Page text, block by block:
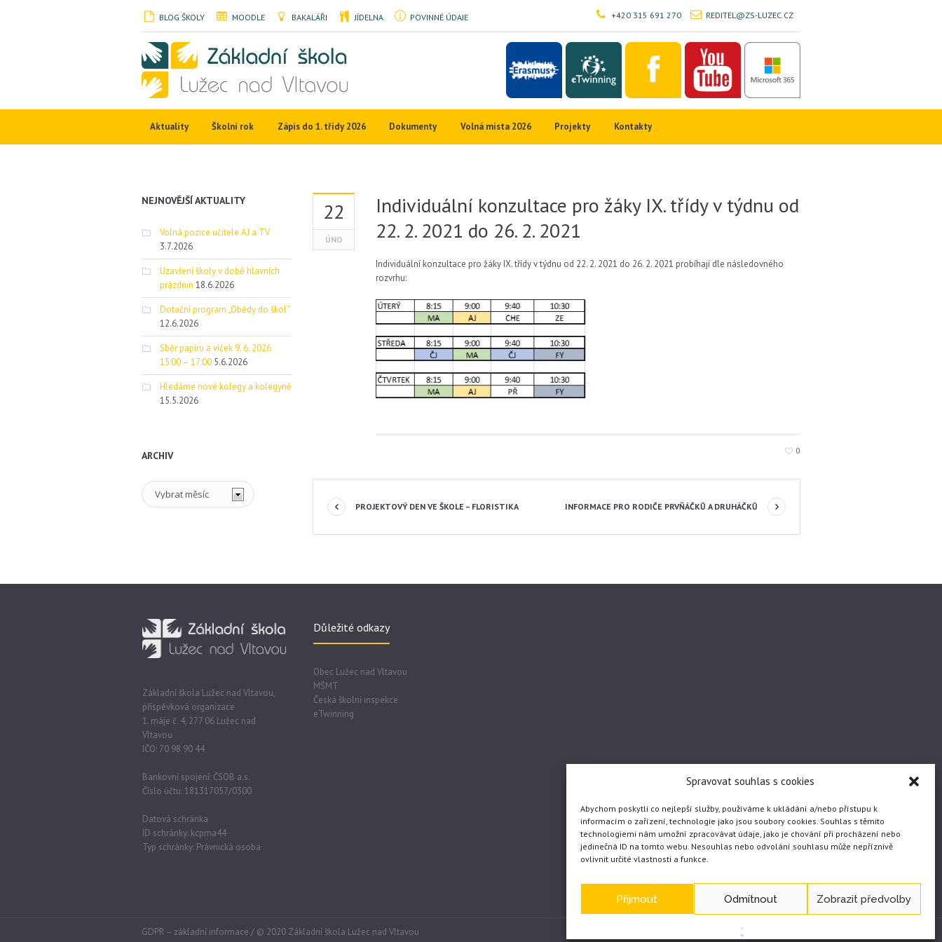
Spravovat souhlas s cookies
Abychom poskytli co nejlepší služby, používáme k ukládání a/nebo přístupu k
informacím o zařízení, technologie jako jsou soubory cookies. Souhlas s těmito
technologiemi nám umožní zpracovávat údaje, jako je chování při procházení nebo
jedinečná ID na tomto webu. Nesouhlas nebo odvolání souhlasu může nepříznivě
ovlivnit určité vlastnosti a funkce.
Přijmout Odmítnout Zobrazit předvolby
BLOG ŠKOLY MOODLE BAKALÁŘI JÍDELNA POVINNÉ ÚDAJE REDITEL@ZS-LUZEC.CZ
+420 315 691 270
Aktuality Školní rok Zápis do 1. třídy 2026 Dokumenty Volná místa 2026 Projekty Kontakty
22
ÚNO
Individuální konzultace pro žáky IX. třídy v týdnu od
22. 2. 2021 do 26. 2. 2021
Individuální konzultace pro žáky IX. třídy v týdnu od 22. 2. 2021 do 26. 2. 2021 probíhají dle následovného
rozvrhu:
0
PROJEKTOVÝ DEN VE ŠKOLE – FLORISTIKA INFORMACE PRO RODIČE PRVŇÁČKŮ A DRUHÁČKŮ
NEJNOVĚJŠÍ AKTUALITY
Volná pozice učitele AJ a TV
3.7.2026
Uzavření školy v době hlavních
prázdnin 18.6.2026
Dotační program „Obědy do škol“
12.6.2026
Sběr papíru a víček 9. 6. 2026
15:00 – 17:00 5.6.2026
Hledáme nové kolegy a kolegyně
15.5.2026
ARCHIV
Archiv
Základní škola Lužec nad Vltavou,
příspěvková organizace
1. máje č. 4, 277 06 Lužec nad
Vltavou
IČO: 70 98 90 44
Bankovní spojení: ČSOB a.s.
Číslo účtu: 181317057/0300
Datová schránka
ID schránky: kcpma44
Typ schránky: Právnická osoba
Důležité odkazy
Obec Lužec nad Vltavou
MŠMT
Česká školní inspekce
eTwinning
WEB vytvořil JČ
GDPR – základní informace / © 2020 Základní škola Lužec nad Vltavou